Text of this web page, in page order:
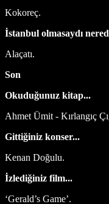
Kokoreç.
İstanbul olmasaydı
Alaçatı.
Son
Okuduğunuz kitap...
Ahmet Ümit - Kırlangıç
Gittiğiniz konser...
Kenan Doğulu.
İzlediğiniz film...
‘Gerald’s Game’.